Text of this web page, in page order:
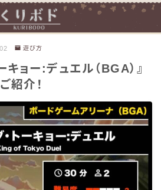
遊び方
キョー:デュエル（BGA）』
紹介！